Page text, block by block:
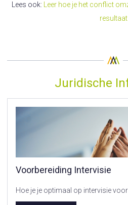
Lees ook:
Leer hoe je het conflict
resultaat
Juridische
Voorbereiding Intervisie
Hoe je je optimaal op intervisie